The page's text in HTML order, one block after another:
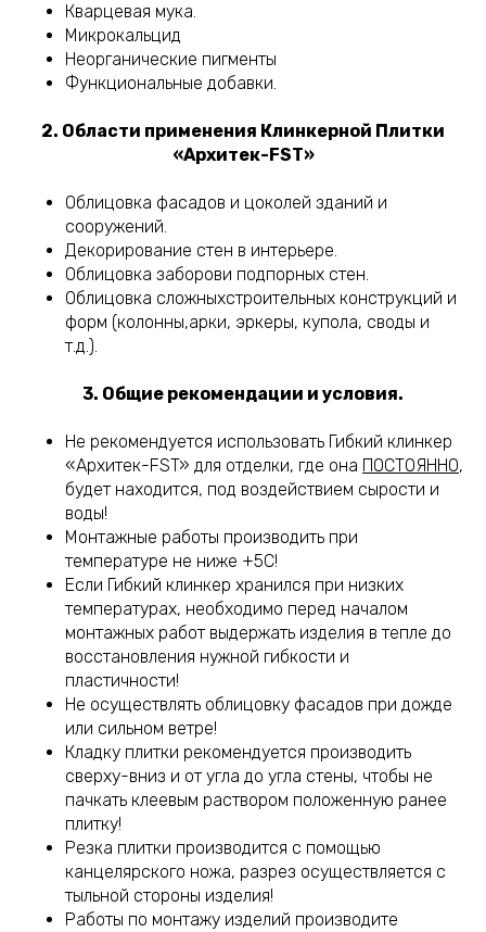
Кварцевая мука.
Микрокальцид
Неорганические пигменты
Функциональные добавки.
2. Области применения Клинкерной Плитки
«Архитек-FST»
Облицовка фасадов и цоколей зданий и
сооружений.
Декорирование стен в интерьере.
Облицовка заборови подпорных стен.
Облицовка сложныхстроительных конструкций и
форм (колонны,арки, эркеры, купола, своды и
т.д.).
3. Общие рекомендации и условия.
Не рекомендуется использовать Гибкий клинкер
«Архитек-FST» для отделки, где она ПОСТОЯННО,
будет находится, под воздействием сырости и
воды!
Монтажные работы производить при
температуре не ниже +5С!
Если Гибкий клинкер хранился при низких
температурах, необходимо перед началом
монтажных работ выдержать изделия в тепле до
восстановления нужной гибкости и
пластичности!
Не осуществлять облицовку фасадов при дожде
или сильном ветре!
Кладку плитки рекомендуется производить
сверху-вниз и от угла до угла стены, чтобы не
пачкать клеевым раствором положенную ранее
плитку!
Резка плитки производится с помощью
канцелярского ножа, разрез осуществляется с
тыльной стороны изделия!
Работы по монтажу изделий производите